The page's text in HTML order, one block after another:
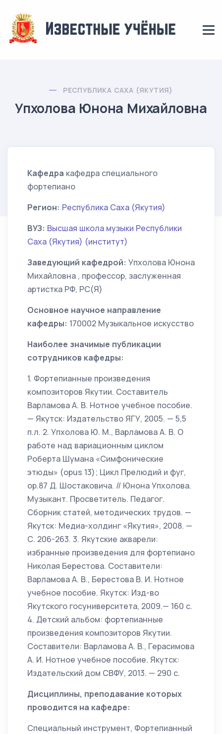
РЕСПУБЛИКА САХА (ЯКУТИЯ)
Упхолова Юнона Михайловна
Кафедра кафедра специального
фортепиано
Регион: Республика Саха (Якутия)
ВУЗ: Высшая школа музыки Республики
Саха (Якутия) (институт)
Заведующий кафедрой: Упхолова Юнона
Михайловна , профессор, заслуженная
артистка РФ, РС(Я)
Основное научное направление
кафедры: 170002 Музыкальное искусство
Наиболее значимые публикации
сотрудников кафедры:
1. Фортепианные произведения
композиторов Якутии. Составитель
Варламова А. В. Нотное учебное пособие.
— Якутск: Издательство ЯГУ, 2005. — 5,5
п.л. 2. Упхолова Ю. М., Варламова А. В. О
работе над вариационным циклом
Роберта Шумана «Симфонические
этюды» (opus 13); Цикл Прелюдий и фуг,
ор.87 Д. Шостаковича. // Юнона Упхолова.
Музыкант. Просветитель. Педагог.
Сборник статей, методических трудов. —
Якутск: Медиа-холдинг «Якутия», 2008. —
С. 206-263. 3. Якутские акварели:
избранные произведения для фортепиано
Николая Берестова. Составители:
Варламова А. В., Берестова В. И. Нотное
учебное пособие. Якутск: Изд-во
Якутского госуниверситета, 2009.— 160 с.
4. Детский альбом: фортепианные
произведения композиторов Якутии.
Составители: Варламова А. В., Герасимова
А. И. Нотное учебное пособие. Якутск:
Издательский дом СВФУ, 2013. — 290 с.
Дисциплины, преподавание которых
проводится на кафедре:
Специальный инструмент, Фортепианный